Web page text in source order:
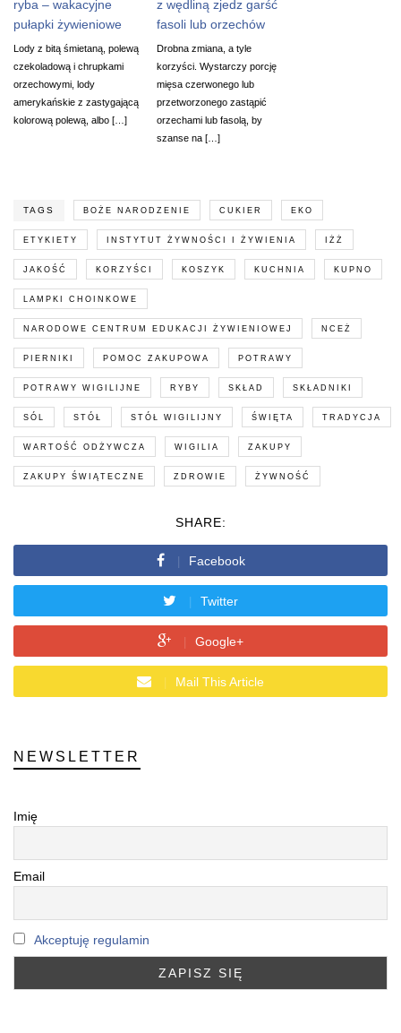
ryba – wakacyjne
pułapki żywieniowe
Lody z bitą śmietaną, polewą
czekoladową i chrupkami
orzechowymi, lody
amerykańskie z zastygającą
kolorową polewą, albo […]
z wędliną zjedz garść
fasoli lub orzechów
Drobna zmiana, a tyle
korzyści. Wystarczy porcję
mięsa czerwonego lub
przetworzonego zastąpić
orzechami lub fasolą, by
szanse na […]
TAGS BOŻE NARODZENIE CUKIER EKO
ETYKIETY INSTYTUT ŻYWNOŚCI I ŻYWIENIA IŻŻ
JAKOŚĆ KORZYŚCI KOSZYK KUCHNIA KUPNO
LAMPKI CHOINKOWE
NARODOWE CENTRUM EDUKACJI ŻYWIENIOWEJ NCEŻ
PIERNIKI POMOC ZAKUPOWA POTRAWY
POTRAWY WIGILIJNE RYBY SKŁAD SKŁADNIKI
SÓL STÓŁ STÓŁ WIGILIJNY ŚWIĘTA TRADYCJA
WARTOŚĆ ODŻYWCZA WIGILIA ZAKUPY
ZAKUPY ŚWIĄTECZNE ZDROWIE ŻYWNOŚĆ
SHARE:
Facebook
Twitter
Google+
Mail This Article
NEWSLETTER
Imię
Email
Akceptuję regulamin